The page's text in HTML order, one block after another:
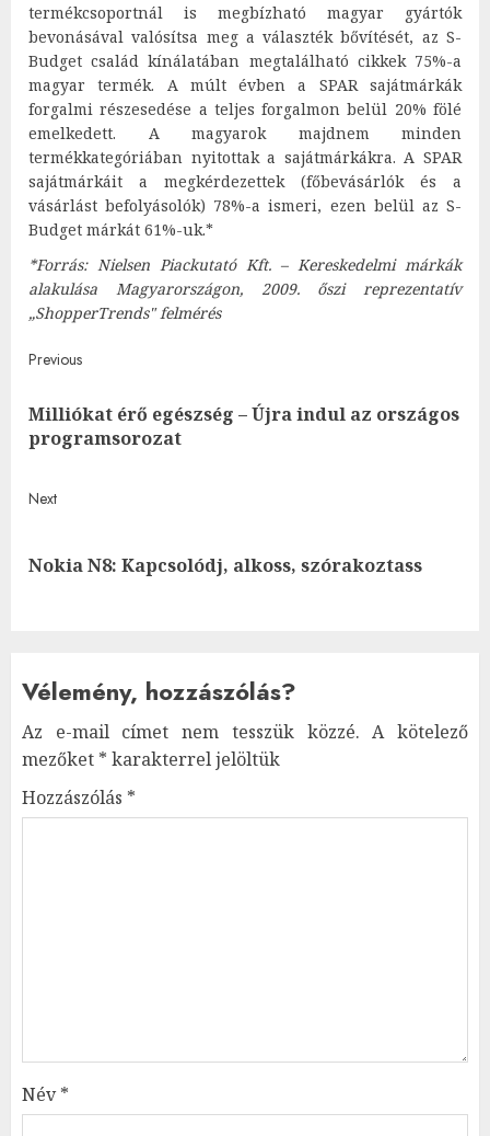
termékcsoportnál is megbízható magyar gyártók
bevonásával valósítsa meg a választék bővítését, az S-
Budget család kínálatában megtalálható cikkek 75%-a
magyar termék. A múlt évben a SPAR sajátmárkák
forgalmi részesedése a teljes forgalmon belül 20% fölé
emelkedett. A magyarok majdnem minden
termékkategóriában nyitottak a sajátmárkákra. A SPAR
sajátmárkáit a megkérdezettek (főbevásárlók és a
vásárlást befolyásolók) 78%-a ismeri, ezen belül az S-
Budget márkát 61%-uk.*
*Forrás: Nielsen Piackutató Kft. – Kereskedelmi márkák
alakulása Magyarországon, 2009. őszi reprezentatív
„ShopperTrends" felmérés
Post
navigation
Previous
Milliókat érő egészség – Újra indul az országos
programsorozat
Next
Next
Nokia N8: Kapcsolódj, alkoss, szórakoztass
Vélemény, hozzászólás?
Az e-mail címet nem tesszük közzé. A kötelező
mezőket * karakterrel jelöltük
Hozzászólás *
Név*